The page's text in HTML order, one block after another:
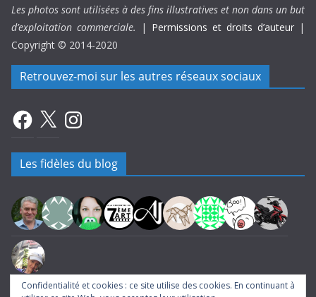
Les photos sont utilisées à des fins illustratives et non dans un but
d’exploitation commerciale.
| Permissions et droits d’auteur |
Copyright © 2014-2020
Retrouvez-moi sur les autres réseaux sociaux
Facebook
X Instagram
Confidentialité et cookies : ce site utilise des cookies. En continuant à
Les fidèles du blog